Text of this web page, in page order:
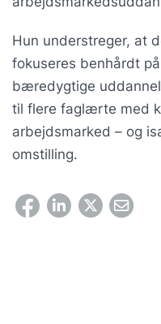
Hun understreger, at
fokuseres benhårdt
bæredygtige
til flere faglærte med
arbejdsmarked – og
omstilling.